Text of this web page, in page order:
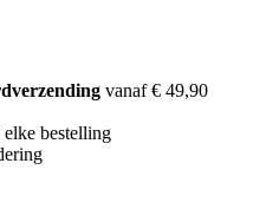
vanaf € 49,90
bestelling